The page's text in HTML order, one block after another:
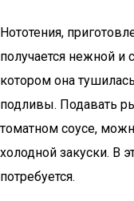
Нототения,
получается нежной и
котором она
подливы. Подавать
томатном соусе,
холодной закуски. В
потребуется.